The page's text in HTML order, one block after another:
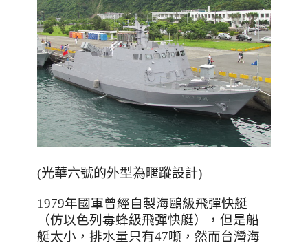
(光華六號的外型為暱蹤設計)
1979年國軍曾經自製海鷗級飛彈快艇
（仿以色列毒蜂級飛彈快艇），但是船
艇太小，排水量只有47噸，然而台灣海